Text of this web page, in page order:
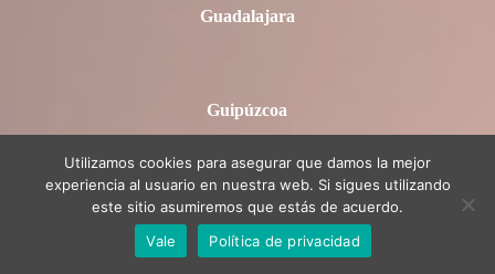
Guadalajara
Guipúzcoa
Huelva
Utilizamos cookies para asegurar que damos la mejor
experiencia al usuario en nuestra web. Si sigues utilizando
este sitio asumiremos que estás de acuerdo.
Vale
Política de privacidad